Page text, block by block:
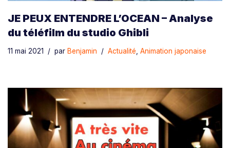
JE PEUX ENTENDRE L’OCEAN – Analyse
du téléfilm du studio Ghibli
11 mai 2021 par Benjamin Actualité Animation japonaise